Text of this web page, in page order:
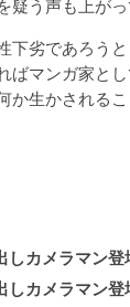
疑う声も上がっ
下劣であろう
ばマンガ家とし
か生かされる
しカメラマン登
しカメラマン登